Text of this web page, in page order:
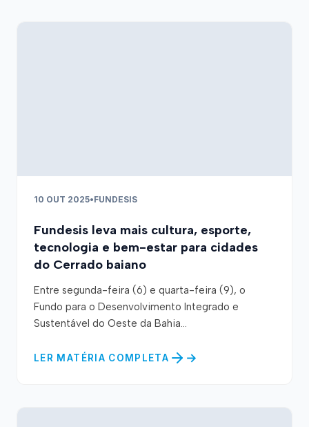
10 OUT 2025•FUNDESIS
Fundesis leva mais cultura, esporte,
tecnologia e bem-estar para cidades
do Cerrado baiano
Entre segunda-feira (6) e quarta-feira (9), o
Fundo para o Desenvolvimento Integrado e
Sustentável do Oeste da Bahia...
LER MATÉRIA COMPLETA